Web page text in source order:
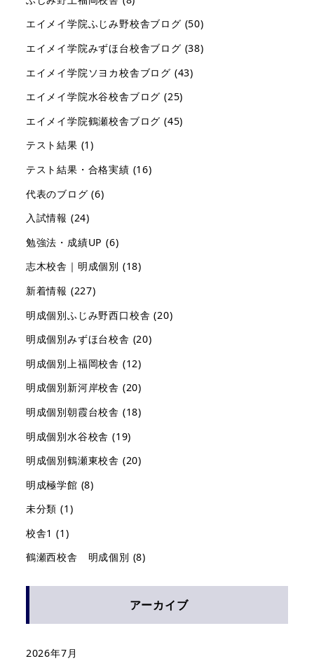
エイメイ学院ふじみ野校舎ブログ (50)
エイメイ学院みずほ台校舎ブログ (38)
エイメイ学院ソヨカ校舎ブログ (43)
エイメイ学院水谷校舎ブログ (25)
エイメイ学院鶴瀬校舎ブログ (45)
テスト結果 (1)
テスト結果・合格実績 (16)
代表のブログ (6)
入試情報 (24)
勉強法・成績UP (6)
志木校舎｜明成個別 (18)
新着情報 (227)
明成個別ふじみ野西口校舎 (20)
明成個別みずほ台校舎 (20)
明成個別上福岡校舎 (12)
明成個別新河岸校舎 (20)
明成個別朝霞台校舎 (18)
明成個別水谷校舎 (19)
明成個別鶴瀬東校舎 (20)
明成極学館 (8)
未分類 (1)
校舎1 (1)
鶴瀬西校舎 明成個別 (8)
アーカイブ
2026年7月